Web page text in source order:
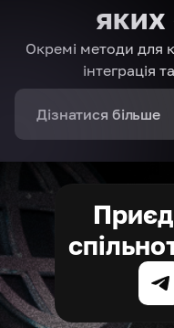
яких
Окремі методи для
інтеграція
Дізнатися більше